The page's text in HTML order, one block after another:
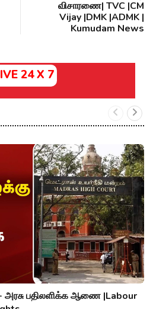
விசாரணை| TVC |CM
Vijay |DMK |ADMK |
Kumudam News
24 X 7
- அரசு பதிலளிக்க ஆணை |Labour